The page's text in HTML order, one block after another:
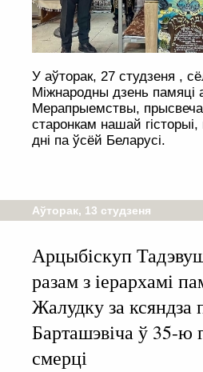
У аўторак, 27 студзеня ,
Міжнародны дзень памяці
Мерапрыемствы,
старонкам нашай
дні па ўсёй Беларусі.
Аўторак, 13 студзеня
Арцыбіскуп
разам з іерархамі
Жалудку за ксяндза
Барташэвіча ў 35-ю
смерці